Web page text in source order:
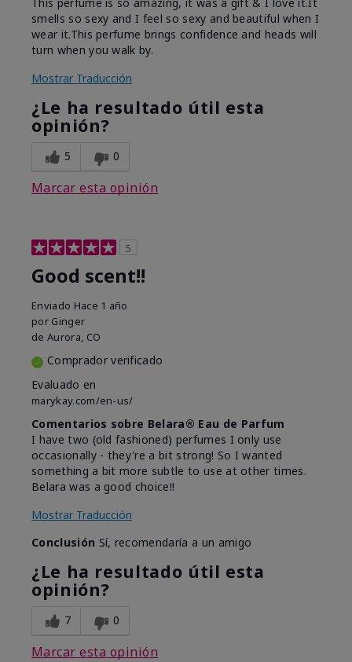
smells so sexy and I feel so sexy and beautiful when I
wear it.This perfume brings confidence and heads will
turn when you walk by.
Mostrar Traducción
¿Le ha resultado útil esta
opinión?
5 0
Marcar esta opinión
5
Good scent!!
Enviado Hace 1 año
por Ginger
de Aurora, CO
Comprador verificado
Evaluado en
marykay.com/en-us/
Comentarios sobre Belara® Eau de Parfum
I have two (old fashioned) perfumes I only use
occasionally - they're a bit strong! So I wanted
something a bit more subtle to use at other times.
Belara was a good choice!!
Mostrar Traducción
Conclusión Sí, recomendaría a un amigo
¿Le ha resultado útil esta
opinión?
7 0
Marcar esta opinión